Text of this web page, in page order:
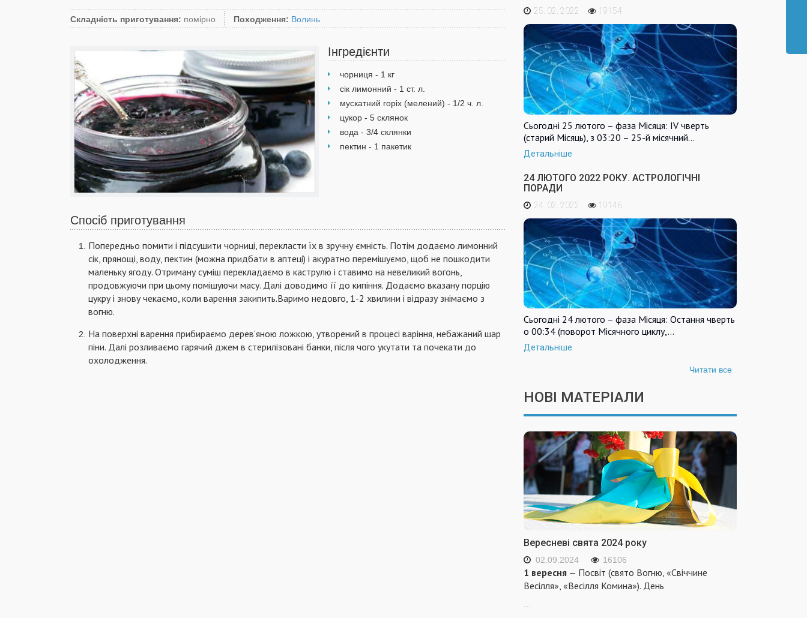
Складність приготування: помірно Походження: Волинь
Інгредієнти
чорниця - 1 кг
сік лимонний - 1 ст. л.
мускатний горіх (мелений) - 1/2 ч. л.
цукор - 5 склянок
вода - 3/4 склянки
пектин - 1 пакетик
Спосіб приготування
Попередньо помити і підсушити чорниці, перекласти їх в зручну ємність. Потім додаємо лимонний
сік, прянощі, воду, пектин (можна придбати в аптеці) і акуратно перемішуємо, щоб не пошкодити
маленьку ягоду. Отриману суміш перекладаємо в каструлю і ставимо на невеликий вогонь,
продовжуючи при цьому помішуючи масу. Далі доводимо її до кипіння. Додаємо вказану порцію
цукру і знову чекаємо, коли варення закипить.Варимо недовго, 1-2 хвилини і відразу знімаємо з
вогню.
На поверхні варення прибираємо дерев'яною ложкою, утворений в процесі варіння, небажаний шар
піни. Далі розливаємо гарячий джем в стерилізовані банки, після чого укутати та почекати до
охолодження.
25. 02. 2022 19154
Сьогодні 25 лютого – фаза Місяця: IV чверть
(старий Місяць), з 03:20 – 25-й місячний…
Детальніше
24 ЛЮТОГО 2022 РОКУ. АСТРОЛОГІЧНІ
ПОРАДИ
24. 02. 2022 19146
Сьогодні 24 лютого – фаза Місяця: Остання чверть
о 00:34 (поворот Місячного циклу,…
Детальніше
Читати все
НОВІ МАТЕРІАЛИ
Вересневі свята 2024 року
02.09.2024 16106
1 вересня — Посвіт (свято Вогню, «Свіччине
Весілля», «Весілля Комина»). День
...